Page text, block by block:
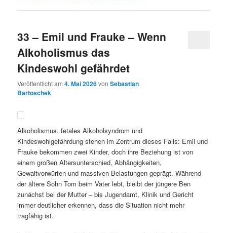
33 – Emil und Frauke – Wenn
Alkoholismus das
Kindeswohl gefährdet
Veröffentlicht am4. Mai 2026vonSebastian
Bartoschek
Alkoholismus, fetales Alkoholsyndrom und
Kindeswohlgefährdung stehen im Zentrum dieses Falls: Emil und
Frauke bekommen zwei Kinder, doch ihre Beziehung ist von
einem großen Altersunterschied, Abhängigkeiten,
Gewaltvorwürfen und massiven Belastungen geprägt. Während
der ältere Sohn Tom beim Vater lebt, bleibt der jüngere Ben
zunächst bei der Mutter – bis Jugendamt, Klinik und Gericht
immer deutlicher erkennen, dass die Situation nicht mehr
tragfähig ist.